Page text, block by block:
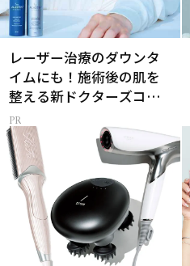
レーザー治療のダウンタ
イムにも！施術後の肌を
整える新ドクターズコス
メ